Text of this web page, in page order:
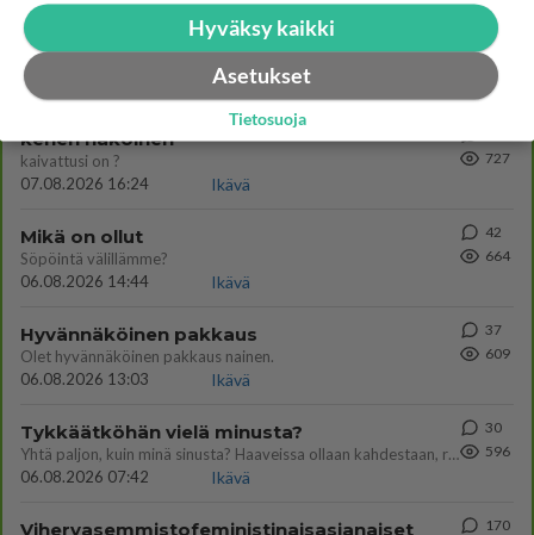
06.08.2026 03:24
Maailman menoa
501
788
kenen näköinen
kaivattusi on ?
07.08.2026 16:24
Ikävä
727
Mikä on ollut
Söpöintä välillämme?
06.08.2026 14:44
Ikävä
42
664
Hyvännäköinen pakkaus
Olet hyvännäköinen pakkaus nainen.
06.08.2026 13:03
Ikävä
37
609
Tykkäätköhän vielä minusta?
Yhtä paljon, kuin minä sinusta? Haaveissa ollaan kahdestaan, rauhassa ja lähennytään fyysisesti ja tutustutaan syvemmin
06.08.2026 07:42
Ikävä
30
596
Vihervasemmistofeministinaisasianaiset
170
Hyväksy kaikki
Asetukset
Tietosuoja